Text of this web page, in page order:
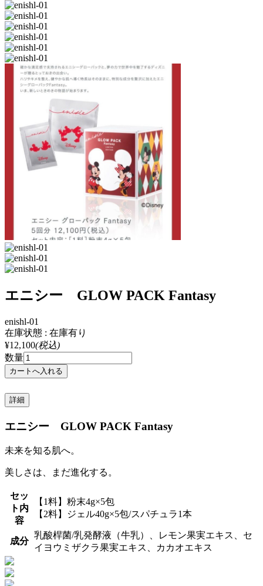
エニシー GLOW PACK Fantasy
enishl-01
在庫状態 : 在庫有り
¥12,100(税込)
数量
詳細
エニシー GLOW PACK Fantasy
未来を知る肌へ。
美しさは、まだ進化する。
セッ
ト内
容
【1料】粉末4g×5包
【2料】ジェル40g×5包/スパチュラ1本
成分
乳酸桿菌/乳発酵液（牛乳）、レモン果実エキス、セ
イヨウミザクラ果実エキス、カカオエキス